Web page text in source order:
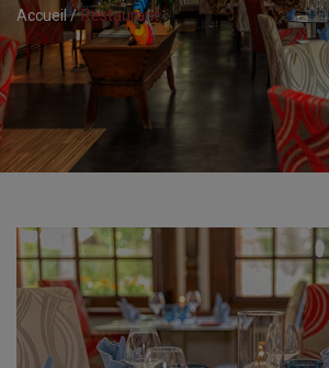
Accueil Restaurant